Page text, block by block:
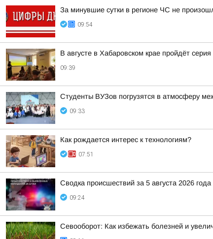
За минувшие сутки в регионе ЧС не
09:54
В августе в Хабаровском крае пройдёт
09:39
Студенты ВУЗов погрузятся в атмосферу
09:33
Как рождается интерес к технологиям?
07:51
Сводка происшествий за 5 августа 2026 года
09:24
Севооборот: Как избежать болезней и